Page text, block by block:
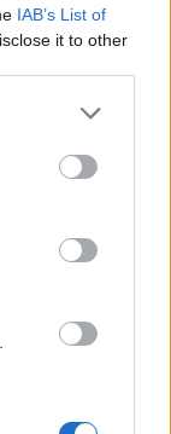
IAB’s List of
it to other
árnyak